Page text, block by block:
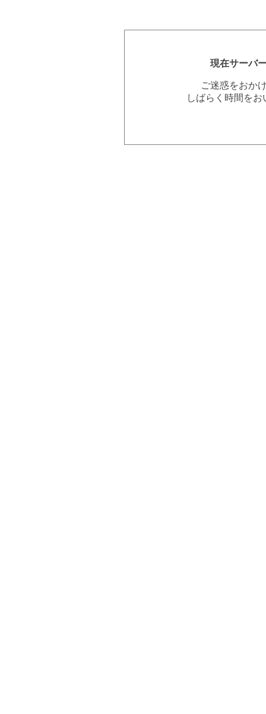
現在サーバ
ご迷惑をおか
しばらく時間を